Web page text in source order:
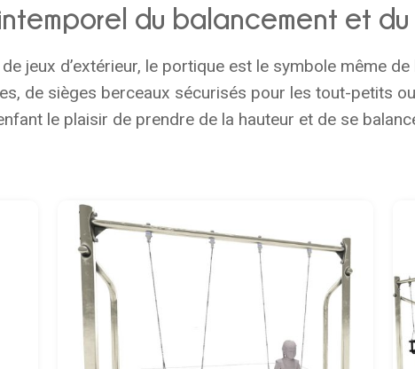
intemporel du balancement et du
jeux d’extérieur, le portique est le symbole même
de sièges berceaux sécurisés pour les tout-petits
le plaisir de prendre de la hauteur et de se